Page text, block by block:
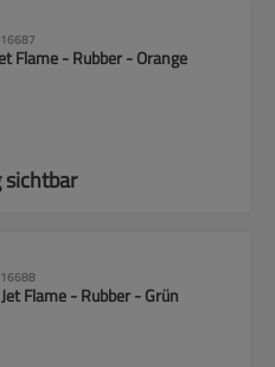
Flame - Rubber - Orange
sichtbar
Flame - Rubber - Grün